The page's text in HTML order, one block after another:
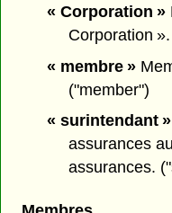
« Corporation »
Corporation
« membre »
("member")
« surintendant »
assurances
assurances.